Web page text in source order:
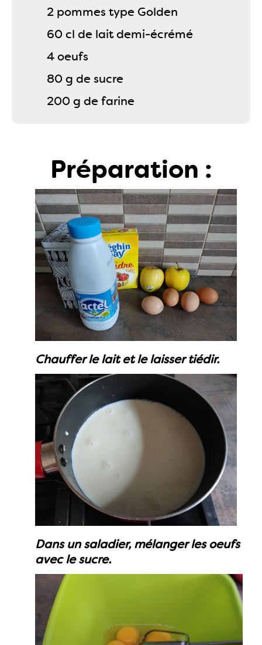
2 pommes type Golden
60 cl de lait demi-écrémé
4 oeufs
80 g de sucre
200 g de farine
Préparation :
Chauffer le lait et le laisser tiédir.
Dans un saladier, mélanger les oeufs
avec le sucre.